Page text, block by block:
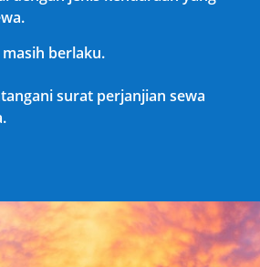
masih berlaku.
surat perjanjian sewa